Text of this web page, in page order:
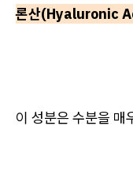
론산(Hyaluronic
이 성분은 수분을 매